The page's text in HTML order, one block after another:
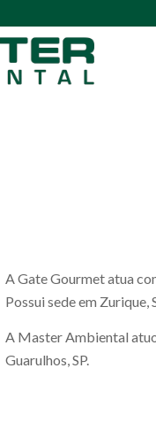
A Gate Gourmet atua
Possui sede em Zurique,
A Master Ambiental
Guarulhos, SP.